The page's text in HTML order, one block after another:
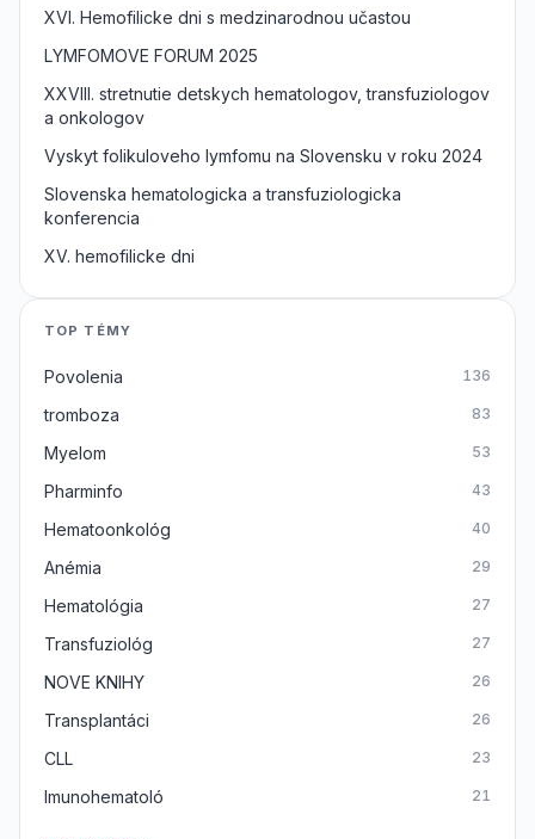
XVI. Hemofilicke dni s medzinarodnou učastou
LYMFOMOVE FORUM 2025
XXVIII. stretnutie detskych hematologov, transfuziologov
a onkologov
Vyskyt folikuloveho lymfomu na Slovensku v roku 2024
Slovenska hematologicka a transfuziologicka
konferencia
XV. hemofilicke dni
TOP TÉMY
Povolenia 136
tromboza 83
Myelom 53
Pharminfo 43
Hematoonkológ 40
Anémia 29
Hematológia 27
Transfuziológ 27
NOVE KNIHY 26
Transplantáci 26
CLL 23
Imunohematoló 21